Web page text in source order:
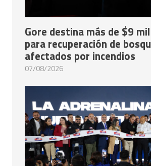
Gore destina más de $9
para recuperación de
afectados por incendios
07/08/2026